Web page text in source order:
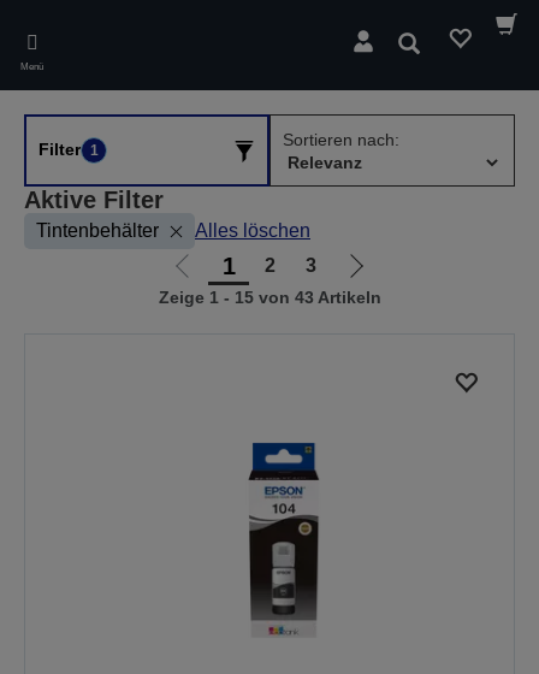
main
content
Menü
Suchen
Filter 1
Sortieren nach:
Aktive Filter
Tintenbehälter Alles löschen
Zur
vorherigen
1 2 3
Zur
nächsten
Zeige 1 - 15 von 43 Artikeln